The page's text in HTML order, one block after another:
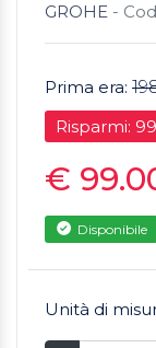
GROHE -
Prima era:
Risparmi:
€
Disponibile
Unità di